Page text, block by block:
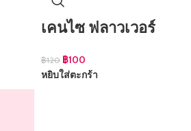
เคนไซ ฟลาวเวอร์
฿120 ฿100
หยิบใส่ตะกร้า